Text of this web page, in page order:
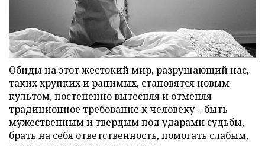
Обиды на этот жестокий мир, разрушающий нас,
таких хрупких и ранимых, становятся новым
культом, постепенно вытесняя и отменяя
традиционное требование к человеку – быть
мужественным и твердым под ударами судьбы,
брать на себя ответственность, помогать слабым,